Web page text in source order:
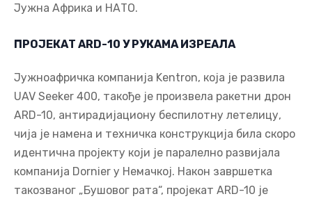
Јужна Африка и НАТО.
ПРОЈЕКАТ ARD-10 У РУКАМА ИЗРЕАЛА
Јужноафричка компанија Kentron, која је развила
UAV Seeker 400, такође је произвела ракетни дрон
ARD-10, антирадијациону беспилотну летелицу,
чија је намена и техничка конструкција била скоро
идентична пројекту који је паралелно развијала
компанија Dornier у Немачкој. Након завршетка
такозваног „Бушовог рата“, пројекат ARD-10 је